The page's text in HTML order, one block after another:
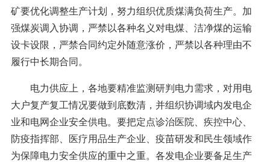
矿要优化调整生产计划，努力组织优质煤满负荷生产。加
强煤炭调入协调，严禁以各种名义对电煤、洁净煤的运输
设卡设限，严禁合同约定外随意涨价，严禁以各种理由不
履行中长期合同。
电力供应上，各地要精准监测研判电力需求，对用电
大户复产复工情况要做到底数清，并组织协调域内发电企
业和电网企业安全供电。要把定点诊治医院、疾控中心、
防疫指挥部、医疗用品生产企业、疫苗研发和民生领域作
为保障电力安全供应的重中之重。各发电企业要备足生产